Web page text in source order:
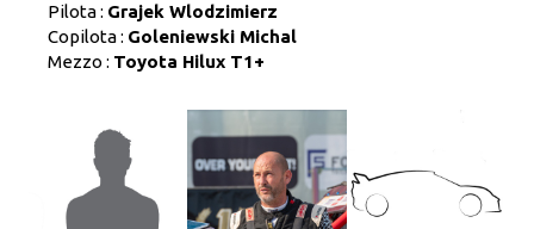
Pilota : Grajek Wlodzimierz
Copilota : Goleniewski Michal
Mezzo : Toyota Hilux T1+